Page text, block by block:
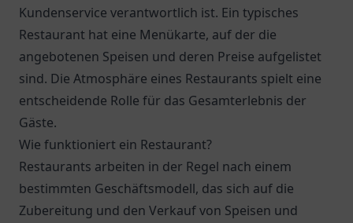
Kundenservice verantwortlich ist. Ein typisches
Restaurant hat eine Menükarte, auf der die
angebotenen Speisen und deren Preise aufgelistet
sind. Die Atmosphäre eines Restaurants spielt eine
entscheidende Rolle für das Gesamterlebnis der
Gäste.
Wie funktioniert ein Restaurant?
Restaurants arbeiten in der Regel nach einem
bestimmten Geschäftsmodell, das sich auf die
Zubereitung und den Verkauf von Speisen und